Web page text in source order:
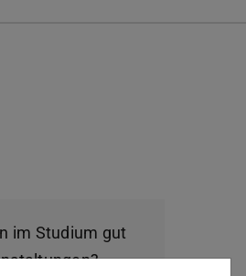
im Studium gut